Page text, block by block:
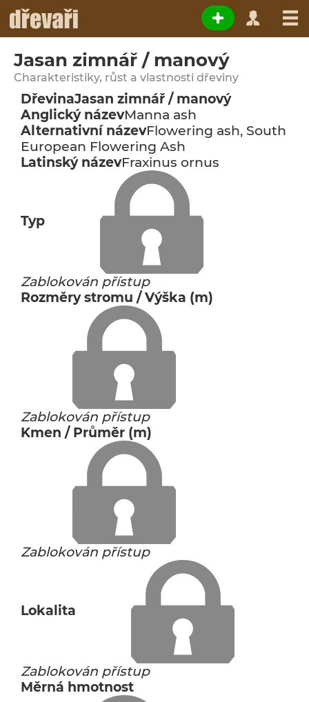
Jasan zimnář / manový
Charakteristiky, růst a vlastnosti dřeviny
DřevinaJasan zimnář / manový
Anglický názevManna ash
Alternativní názevFlowering ash, South
European Flowering Ash
Latinský názevFraxinus ornus
Typ
Zablokován přístup
Rozměry stromu / Výška (m)
Zablokován přístup
Kmen / Průměr (m)
Zablokován přístup
Lokalita
Zablokován přístup
Měrná hmotnost